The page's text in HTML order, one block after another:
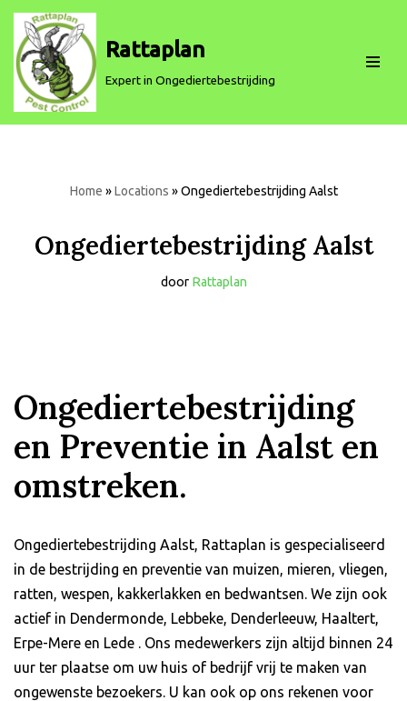
Spring
naar
de
inhoud
Rattaplan
Expert in Ongediertebestrijding
Home »Locations »Ongediertebestrijding Aalst
Ongediertebestrijding Aalst
door Rattaplan
Ongediertebestrijding
en Preventie in Aalst en
omstreken.
Ongediertebestrijding Aalst, Rattaplan is gespecialiseerd
in de bestrijding en preventie van muizen, mieren, vliegen,
ratten, wespen, kakkerlakken en bedwantsen. We zijn ook
actief in Dendermonde, Lebbeke, Denderleeuw, Haaltert,
Erpe-Mere en Lede . Ons medewerkers zijn altijd binnen 24
uur ter plaatse om uw huis of bedrijf vrij te maken van
ongewenste bezoekers. U kan ook op ons rekenen voor